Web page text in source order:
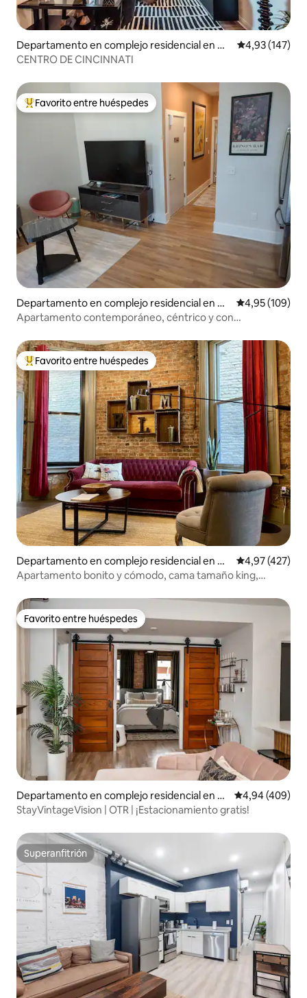
Departamento en complejo residencial en Ci
ncinnati
Calificación
4,93 (147)
CENTRO DE CINCINNATI
Favorito entre los huéspedes más destacados
Favorito entre huéspedes
Departamento en complejo residencial en Ci
ncinnati
Calificación
4,95 (109)
Apartamento contemporáneo, céntrico y con
Favorito entre los huéspedes más destacados
Favorito entre huéspedes
Departamento en complejo residencial en Ov
er-The Rhine
Calificación
4,97 (427)
Apartamento bonito y cómodo, cama tamaño king,
Favorito entre huéspedes
Favorito entre huéspedes
Departamento en complejo residencial en O
ver-The Rhine
Calificación
4,94 (409)
StayVintageVision | OTR | ¡Estacionamiento gratis!
Superanfitrión
Superanfitrión